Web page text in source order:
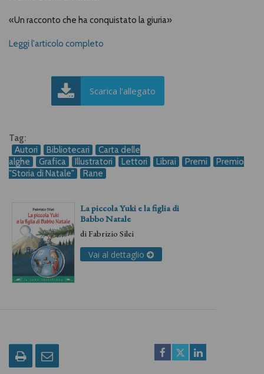
«Un racconto che ha conquistato la giuria»
Leggi l'articolo completo
Scarica l'allegato
Tag:
Autori
Bibliotecari
Carta delle
alghe
Grafica Illustratori Lettori Librai Premi
Premio
"Storia di Natale"
Rane
La piccola Yuki e la figlia di
Babbo Natale
diFabrizio Silei
Vai al dettaglio